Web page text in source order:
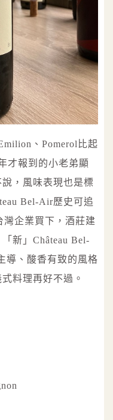
、Pomerol比起
才報到的小老弟顯
，風味表現也是標
Bel-Air歷史可追
灣企業買下，酒莊建
新」Château Bel-
導、酸香有致的風格
料理再好不過。